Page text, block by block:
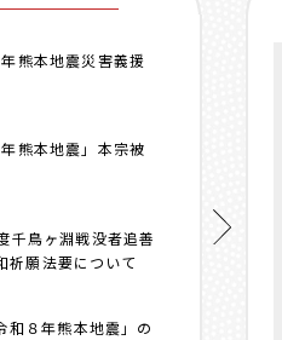
年熊本地震災害義援
年熊本地震」本宗被
千鳥ヶ淵戦没者追善
祈願法要について
和８年熊本地震」の